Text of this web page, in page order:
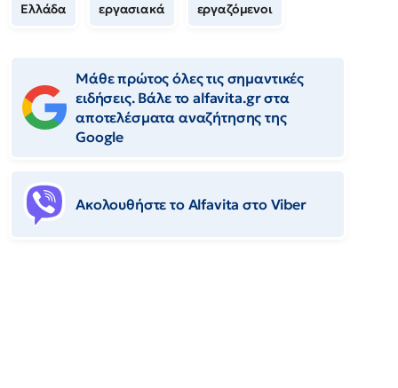
Ελλάδα εργασιακά εργαζόμενοι
Μάθε πρώτος όλες τις σημαντικές
ειδήσεις. Βάλε το alfavita.gr στα
αποτελέσματα αναζήτησης της
Google
Ακολουθήστε το Αlfavita στο Viber